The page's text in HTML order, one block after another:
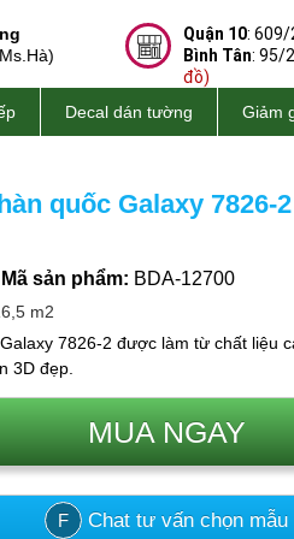
Quận 10: 609/
Bình Tân: 95/
đồ)
Decal dán tường Giảm
quốc Galaxy 7826-2
Mã sản phẩm: BDA-12700
m2
7826-2 được làm từ chất liệu
3D đẹp.
MUA NGAY
F Chat tư vấn chọn mẫu